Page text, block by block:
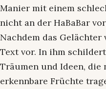
Manier mit einem
nicht an der HaBaBar
Nachdem das
Text vor. In ihm
Träumen und Ideen,
erkennbare Früchte